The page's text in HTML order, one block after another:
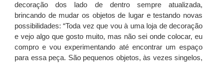
decoração dos lado de dentro sempre atualizada,
brincando de mudar os objetos de lugar e testando novas
possibilidades: “Toda vez que vou à uma loja de decoração
e vejo algo que gosto muito, mas não sei onde colocar, eu
compro e vou experimentando até encontrar um espaço
para essa peça. São pequenos objetos, às vezes singelos,